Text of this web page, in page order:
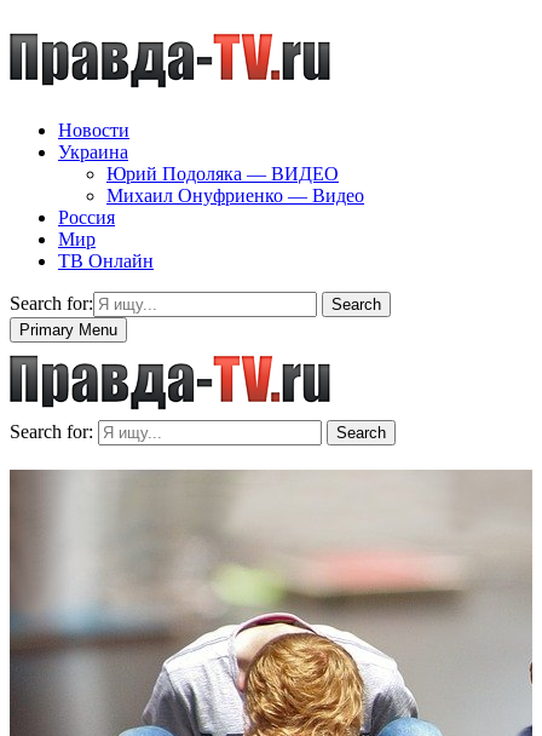
Новости
Украина
Юрий Подоляка — ВИДЕО
Михаил Онуфриенко — Видео
Россия
Мир
ТВ Онлайн
Search for:
Search
Primary Menu
Search for: Search